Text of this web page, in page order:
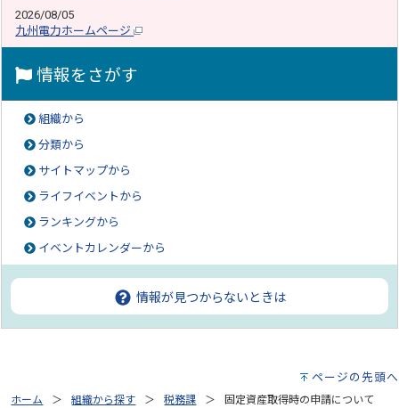
2026/08/05
九州電力ホームページ
情報をさがす
組織から
分類から
サイトマップから
ライフイベントから
ランキングから
イベントカレンダーから
情報が見つからないときは
ページの先頭へ
ホーム 組織から探す 税務課 固定資産取得時の申請について